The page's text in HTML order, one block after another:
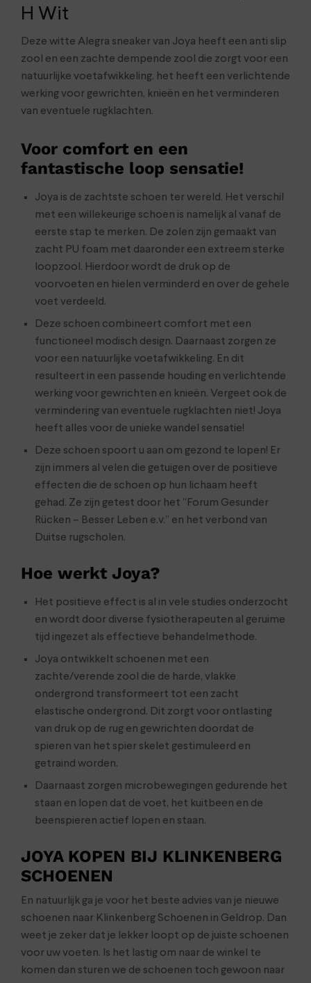
H Wit
Deze witte Alegra sneaker van Joya heeft een anti slip
zool en een zachte dempende zool die zorgt voor een
natuurlijke voetafwikkeling, het heeft een verlichtende
werking voor gewrichten, knieën en het verminderen
van eventuele rugklachten.
Voor comfort en een
fantastische loop sensatie!
Joya is de zachtste schoen ter wereld. Het verschil
met een willekeurige schoen is namelijk al vanaf de
eerste stap te merken. De zolen zijn gemaakt van
zacht PU foam met daaronder een extreem sterke
loopzool. Hierdoor wordt de druk op de
voorvoeten en hielen verminderd en over de gehele
voet verdeeld.
Deze schoen combineert comfort met een
functioneel modisch design. Daarnaast zorgen ze
voor een natuurlijke voetafwikkeling. En dit
resulteert in een passende houding en verlichtende
werking voor gewrichten en knieën. Vergeet ook de
vermindering van eventuele rugklachten niet! Joya
heeft alles voor de unieke wandel sensatie!
Deze schoen spoort u aan om gezond te lopen! Er
zijn immers al velen die getuigen over de positieve
effecten die de schoen op hun lichaam heeft
gehad. Ze zijn getest door het “Forum Gesunder
Rücken – Besser Leben e.v.” en het verbond van
Duitse rugscholen.
Hoe werkt Joya?
Het positieve effect is al in vele studies onderzocht
en wordt door diverse fysiotherapeuten al geruime
tijd ingezet als effectieve behandelmethode.
Joya ontwikkelt schoenen met een
zachte/verende zool die de harde, vlakke
ondergrond transformeert tot een zacht
elastische ondergrond. Dit zorgt voor ontlasting
van druk op de rug en gewrichten doordat de
spieren van het spier skelet gestimuleerd en
getraind worden.
Daarnaast zorgen microbewegingen gedurende het
staan en lopen dat de voet, het kuitbeen en de
beenspieren actief lopen en staan.
JOYA KOPEN BIJ KLINKENBERG
SCHOENEN
En natuurlijk ga je voor het beste advies van je nieuwe
schoenen naar Klinkenberg Schoenen in Geldrop. Dan
weet je zeker dat je lekker loopt op de juiste schoenen
voor uw voeten. Is het lastig om naar de winkel te
komen dan sturen we de schoenen toch gewoon naar